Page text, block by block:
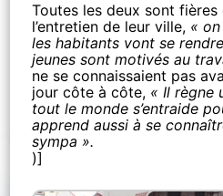
Toutes les deux sont
l’entretien de leur ville, «
les habitants vont se
jeunes sont motivés au
ne se connaissaient pas
jour côte à côte, « Il règne
tout le monde s’entraide
apprend aussi à se
sympa ».
)]